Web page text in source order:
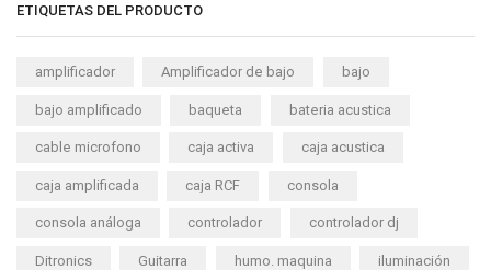
ETIQUETAS DEL PRODUCTO
amplificador Amplificador de bajo bajo
bajo amplificado baqueta bateria acustica
cable microfono caja activa caja acustica
caja amplificada caja RCF consola
consola análoga controlador controlador dj
Ditronics Guitarra humo. maquina iluminación